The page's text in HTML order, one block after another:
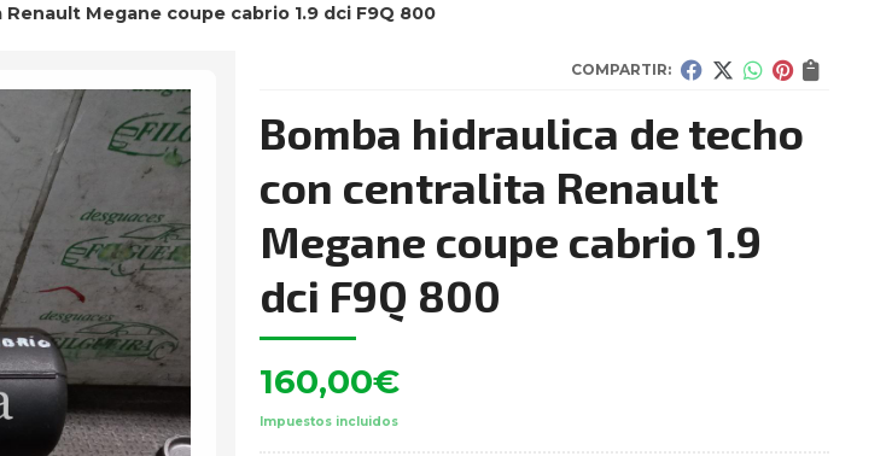
Megane coupe cabrio 1.9 dci F9Q 800
COMPARTIR:
Bomba hidraulica de techo
con centralita Renault
Megane coupe cabrio 1.9
dci F9Q 800
160,00€
Impuestos incluidos